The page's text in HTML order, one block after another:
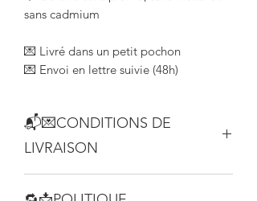
sans cadmium
💌 Livré dans un petit pochon
💌 Envoi en lettre suivie (48h)
📬💌CONDITIONS DE
LIVRAISON